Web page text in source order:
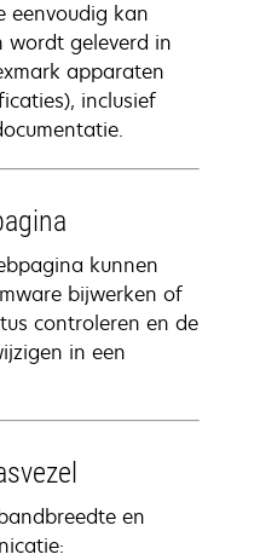
eenvoudig kan
wordt geleverd in
apparaten
inclusief
kunnen
bijwerken of
controleren en de
in een
en